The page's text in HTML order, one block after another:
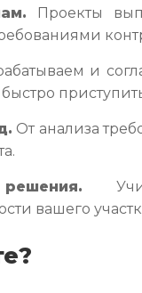
Проекты
и
От анализа
вашего